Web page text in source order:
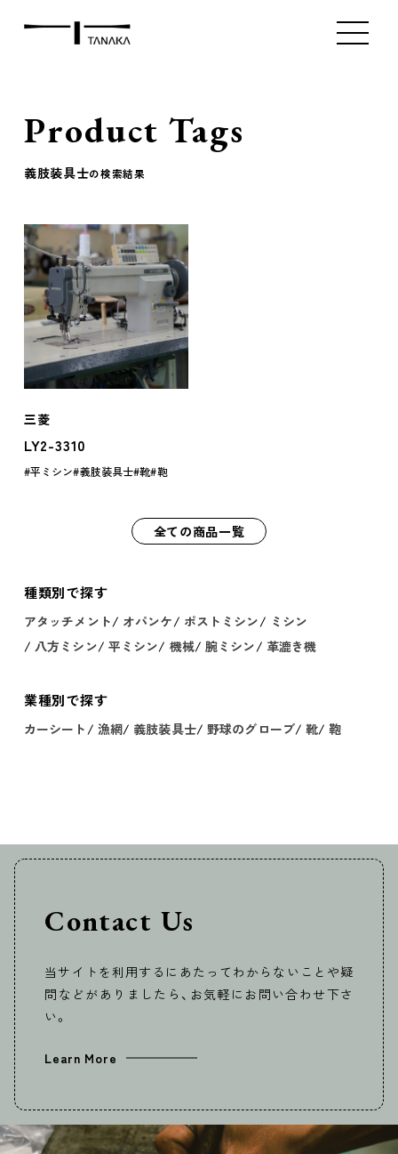
ミシン販売（中古）
アタッチメント
Product Tags
義肢装具士の検索結果
全ての商品一覧
種類別で探す
アタッチメント オパンケ ポストミシン
ミシン
八方ミシン
平ミシン 機械 腕ミシン 革漉き機
業種別で探す
カーシート 漁網 義肢装具士 野球のグローブ 靴 鞄
三菱
LY2-3310
平ミシン 義肢装具士 靴 鞄
Contact Us
当サイトを利用するにあたってわからないことや疑
問などがありましたら、お気軽にお問い合わせ下さ
い。
Learn More